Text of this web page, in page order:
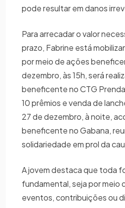
pode resultar em danos
Para arrecadar o valor
prazo, Fabrine está
por meio de ações
dezembro, às 15h, será
beneficente no CTG
10 prêmios e venda de
27 de dezembro, à noite,
beneficente no Gabana,
solidariedade em prol da
A jovem destaca que toda
fundamental, seja por meio
eventos, contribuições ou